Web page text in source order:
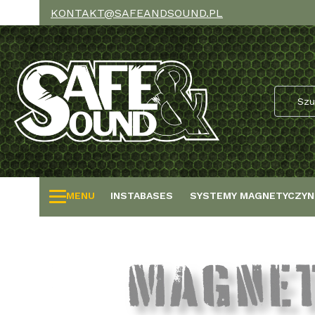
KONTAKT@SAFEANDSOUND.PL
MENU INSTABASES SYSTEMY